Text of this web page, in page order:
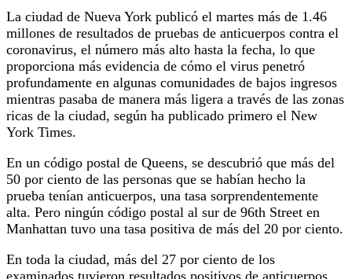
La ciudad de Nueva York publicó el martes más de 1.46
millones de resultados de pruebas de anticuerpos contra el
coronavirus, el número más alto hasta la fecha, lo que
proporciona más evidencia de cómo el virus penetró
profundamente en algunas comunidades de bajos ingresos
mientras pasaba de manera más ligera a través de las zonas
ricas de la ciudad, según ha publicado primero el New
York Times.
En un código postal de Queens, se descubrió que más del
50 por ciento de las personas que se habían hecho la
prueba tenían anticuerpos, una tasa sorprendentemente
alta. Pero ningún código postal al sur de 96th Street en
Manhattan tuvo una tasa positiva de más del 20 por ciento.
En toda la ciudad, más del 27 por ciento de los
examinados tuvieron resultados positivos de anticuerpos.